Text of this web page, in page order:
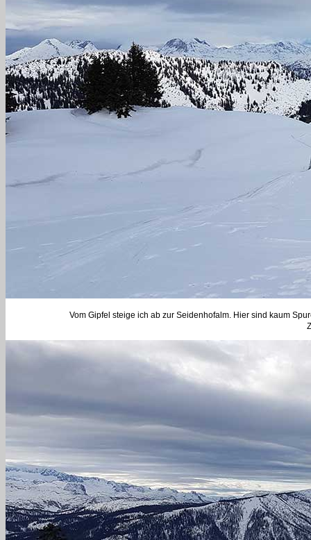
Vom Gipfel steige ich ab zur Seidenhofalm. Hier sind kaum